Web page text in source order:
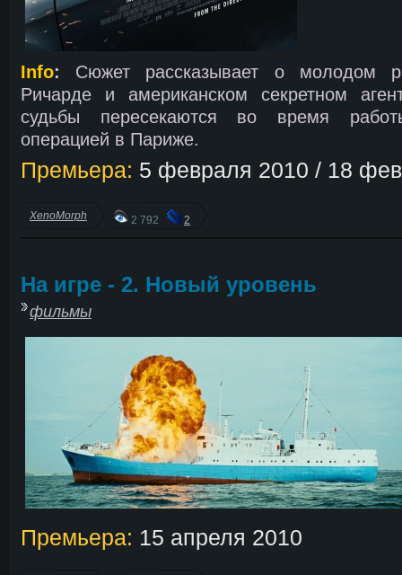
Info: Сюжет рассказывает о молодом
Ричарде и американском секретном
судьбы пересекаются во время
операцией в Париже.
Премьера: 5 февраля 2010 / 18
XenoMorph 2 792 2
На игре - 2. Новый уровень
фильмы
Премьера: 15 апреля 2010